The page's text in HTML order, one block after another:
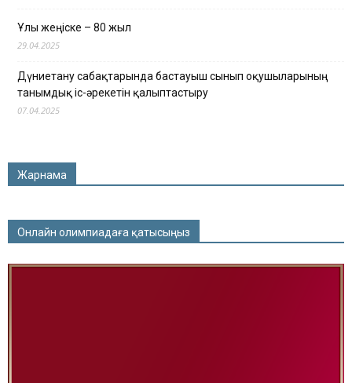
Ұлы жеңіске – 80 жыл
29.04.2025
Дүниетану сабақтарында бастауыш сынып оқушыларының
танымдық іс-әрекетін қалыптастыру
07.04.2025
Жарнама
Онлайн олимпиадаға қатысыңыз